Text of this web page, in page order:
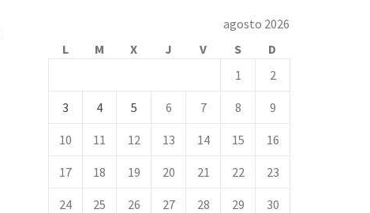
agosto 2026
L
M X J V S
D
1
2
3 4 5 6 7 8 9
10 11 12 13 14 15 16
17 18 19 20 21 22 23
24 25 26 27 28 29 30